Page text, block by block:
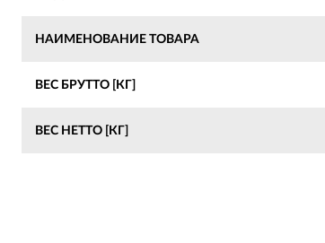
НАИМЕНОВАНИЕ ТОВАРА
ВЕС БРУТТО [КГ]
ВЕС НЕТТО [КГ]